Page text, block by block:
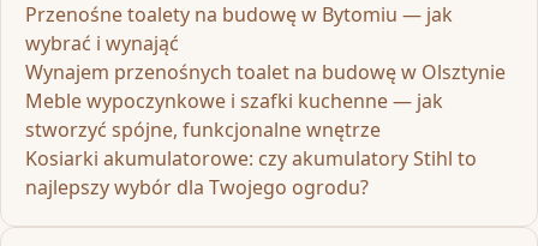
Przenośne toalety na budowę w Bytomiu — jak
wybrać i wynająć
Wynajem przenośnych toalet na budowę w Olsztynie
Meble wypoczynkowe i szafki kuchenne — jak
stworzyć spójne, funkcjonalne wnętrze
Kosiarki akumulatorowe: czy akumulatory Stihl to
najlepszy wybór dla Twojego ogrodu?